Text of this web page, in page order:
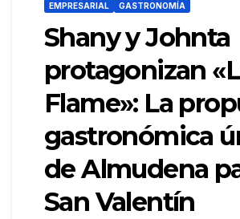
EMPRESARIAL GASTRONOMÍA
Shany y Johnta
protagonizan
Flame»: La
gastronómica
de Almudena
San Valentín